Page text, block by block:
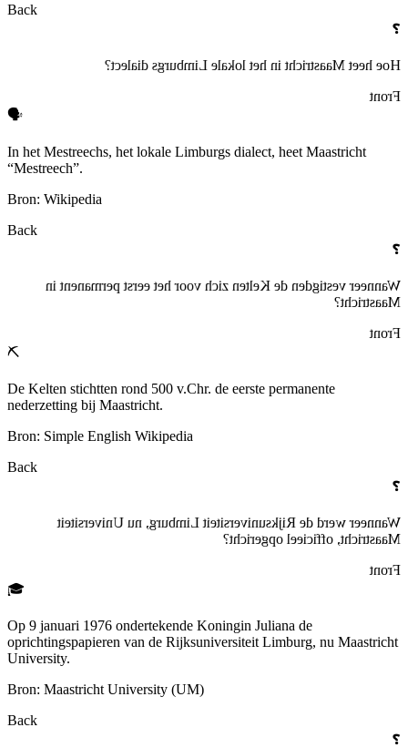
Back
❓
Hoe heet Maastricht in het lokale Limburgs dialect?
Front
🗣️
In het Mestreechs, het lokale Limburgs dialect, heet Maastricht
“Mestreech”.
Bron: Wikipedia
Back
❓
Wanneer vestigden de Kelten zich voor het eerst permanent in
Maastricht?
Front
⛏️
De Kelten stichtten rond 500 v.Chr. de eerste permanente
nederzetting bij Maastricht.
Bron: Simple English Wikipedia
Back
❓
Wanneer werd de Rijksuniversiteit Limburg, nu Universiteit
Maastricht, officieel opgericht?
Front
🎓
Op 9 januari 1976 ondertekende Koningin Juliana de
oprichtingspapieren van de Rijksuniversiteit Limburg, nu Maastricht
University.
Bron: Maastricht University (UM)
Back
❓